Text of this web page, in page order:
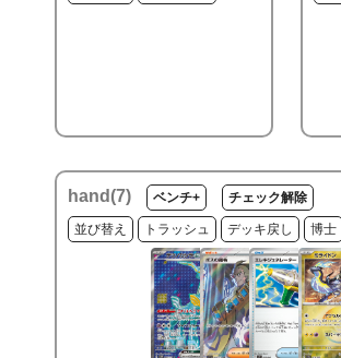
hand(7) ベンチ+ チェック解除
並び替え トラッシュ デッキ戻し 博士